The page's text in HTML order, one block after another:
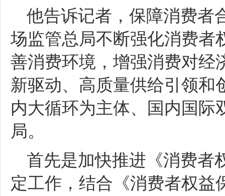
他告诉记者，保障消费者
场监管总局不断强化消费者
善消费环境，增强消费对经
新驱动、高质量供给引领和
内大循环为主体、国内国际
局。
首先是加快推进《消费者
定工作，结合《消费者权益